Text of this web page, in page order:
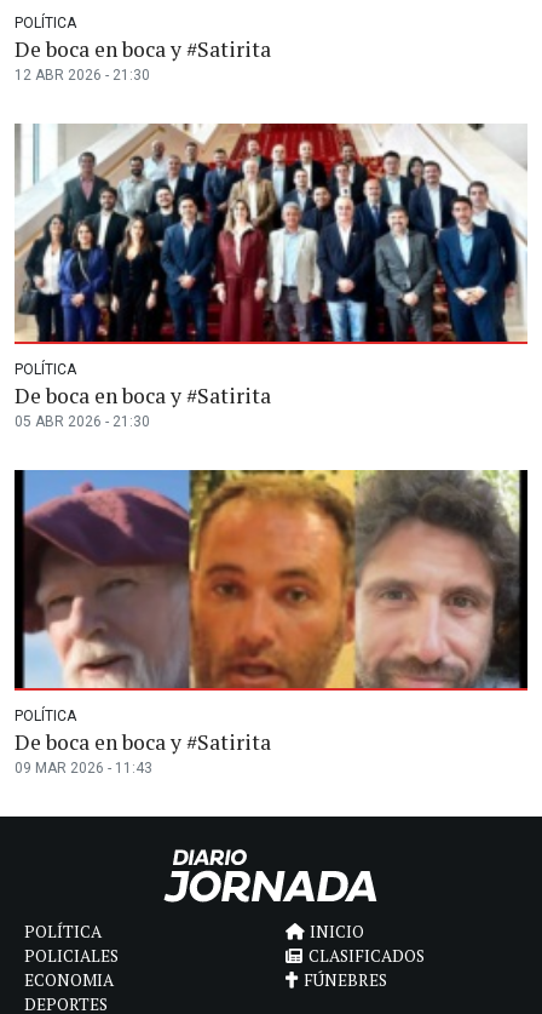
POLÍTICA
De boca en boca y #Satirita
12 ABR 2026 - 21:30
POLÍTICA
De boca en boca y #Satirita
05 ABR 2026 - 21:30
POLÍTICA
De boca en boca y #Satirita
09 MAR 2026 - 11:43
POLÍTICA
POLICIALES
ECONOMIA
DEPORTES
INICIO
CLASIFICADOS
FÚNEBRES